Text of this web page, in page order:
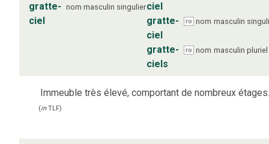
gratte-
ciel
nom masculin singulierciel
gratte-
ciel
ro nom masculin
gratte-
ciels
ro nom masculin pluriel
Immeuble très élevé, comportant de nombreux
(inTLF)